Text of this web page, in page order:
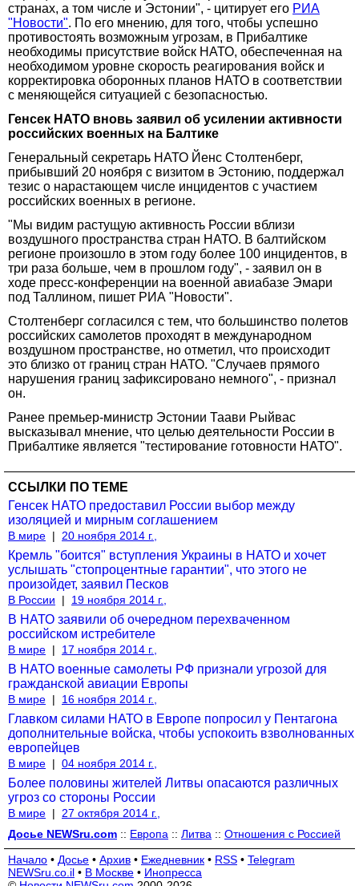
странах, а том числе и Эстонии", - цитирует его РИА
"Новости". По его мнению, для того, чтобы успешно
противостоять возможным угрозам, в Прибалтике
необходимы присутствие войск НАТО, обеспеченная на
необходимом уровне скорость реагирования войск и
корректировка оборонных планов НАТО в соответствии
с меняющейся ситуацией с безопасностью.
Генсек НАТО вновь заявил об усилении активности
российских военных на Балтике
Генеральный секретарь НАТО Йенс Столтенберг,
прибывший 20 ноября с визитом в Эстонию, поддержал
тезис о нарастающем числе инцидентов с участием
российских военных в регионе.
"Мы видим растущую активность России вблизи
воздушного пространства стран НАТО. В балтийском
регионе произошло в этом году более 100 инцидентов, в
три раза больше, чем в прошлом году", - заявил он в
ходе пресс-конференции на военной авиабазе Эмари
под Таллином, пишет РИА "Новости".
Столтенберг согласился с тем, что большинство полетов
российских самолетов проходят в международном
воздушном пространстве, но отметил, что происходит
это близко от границ стран НАТО. "Случаев прямого
нарушения границ зафиксировано немного", - признал
он.
Ранее премьер-министр Эстонии Таави Рыйвас
высказывал мнение, что целью деятельности России в
Прибалтике является "тестирование готовности НАТО".
ССЫЛКИ ПО ТЕМЕ
Генсек НАТО предоставил России выбор между
изоляцией и мирным соглашением
В мире | 20 ноября 2014 г.,
Кремль "боится" вступления Украины в НАТО и хочет
услышать "стопроцентные гарантии", что этого не
произойдет, заявил Песков
В России | 19 ноября 2014 г.,
В НАТО заявили об очередном перехваченном
российском истребителе
В мире | 17 ноября 2014 г.,
В НАТО военные самолеты РФ признали угрозой для
гражданской авиации Европы
В мире | 16 ноября 2014 г.,
Главком силами НАТО в Европе попросил у Пентагона
дополнительные войска, чтобы успокоить взволнованных
европейцев
В мире | 04 ноября 2014 г.,
Более половины жителей Литвы опасаются различных
угроз со стороны России
В мире |
27 октября 2014 г.,
Досье NEWSru.com :: Европа :: Литва :: Отношения с Россией
Начало • Досье • Архив • Ежедневник • RSS • Telegram
NEWSru.co.il • В Москве • Инопресса